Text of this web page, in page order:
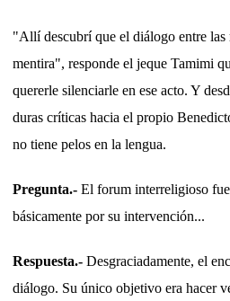
"Allí descubrí que el diálogo entre las
mentira", responde el jeque Tamimi
quererle silenciarle en ese acto. Y
duras críticas hacia el propio
no tiene pelos en la lengua.
Pregunta.- El forum interreligioso
básicamente por su intervención...
Respuesta.- Desgraciadamente, el
diálogo. Su único objetivo era hacer